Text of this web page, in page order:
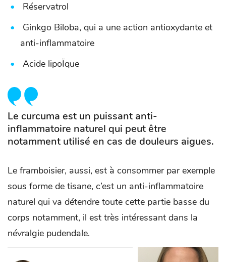
Réservatrol
Ginkgo Biloba, qui a une action antioxydante et
anti-inflammatoire
Acide lipoÏque
Le curcuma est un puissant anti-
inflammatoire naturel qui peut être
notamment utilisé en cas de douleurs aigues.
Le framboisier, aussi, est à consommer par exemple
sous forme de tisane, c’est un anti-inflammatoire
naturel qui va détendre toute cette partie basse du
corps notamment, il est très intéressant dans la
névralgie pudendale.